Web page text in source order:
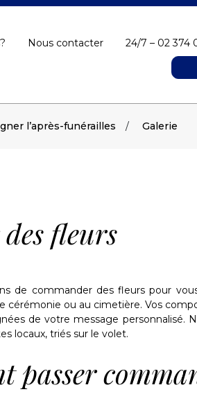
Nous contacter 24/7 – 02 374
l’après-funérailles Galerie
fleurs
de commander des fleurs pour
cérémonie ou au cimetière. Vos
de votre message personnalisé.
locaux, triés sur le volet.
passer